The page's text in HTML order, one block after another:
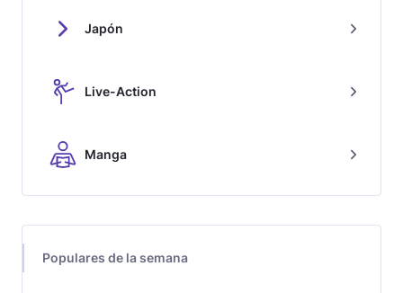
Japón
Live-Action
Manga
Populares de la semana